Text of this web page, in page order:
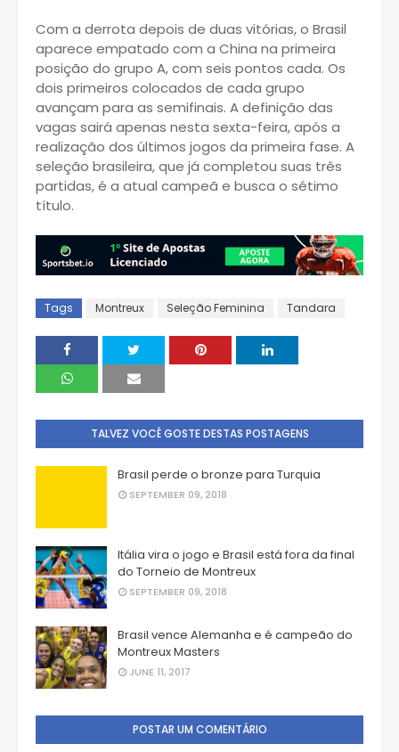
Com a derrota depois de duas vitórias, o Brasil
aparece empatado com a China na primeira
posição do grupo A, com seis pontos cada. Os
dois primeiros colocados de cada grupo
avançam para as semifinais. A definição das
vagas sairá apenas nesta sexta-feira, após a
realização dos últimos jogos da primeira fase. A
seleção brasileira, que já completou suas três
partidas, é a atual campeã e busca o sétimo
título.
Tags Montreux Seleção Feminina Tandara
TALVEZ VOCÊ GOSTE DESTAS POSTAGENS
Brasil perde o bronze para Turquia
SEPTEMBER 09, 2018
Itália vira o jogo e Brasil está fora da final
do Torneio de Montreux
SEPTEMBER 09, 2018
Brasil vence Alemanha e é campeão do
Montreux Masters
JUNE 11, 2017
POSTAR UM COMENTÁRIO